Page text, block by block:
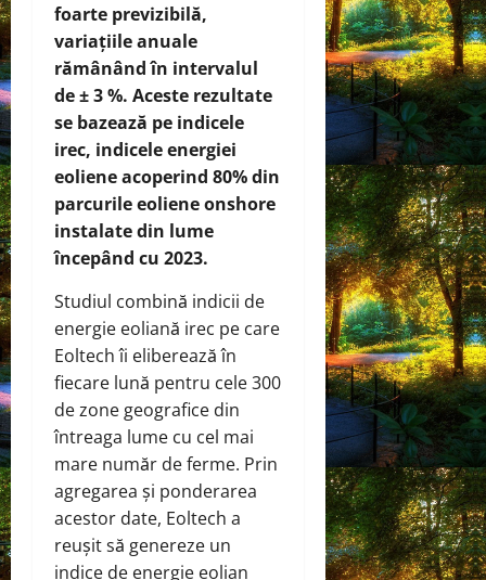
foarte previzibilă,
variațiile anuale
rămânând în intervalul
de ± 3 %. Aceste rezultate
se bazează pe indicele
irec, indicele energiei
eoliene acoperind 80% din
parcurile eoliene onshore
instalate din lume
începând cu 2023.
Studiul combină indicii de
energie eoliană irec pe care
Eoltech îi eliberează în
fiecare lună pentru cele 300
de zone geografice din
întreaga lume cu cel mai
mare număr de ferme. Prin
agregarea și ponderarea
acestor date, Eoltech a
reușit să genereze un
indice de energie eolian